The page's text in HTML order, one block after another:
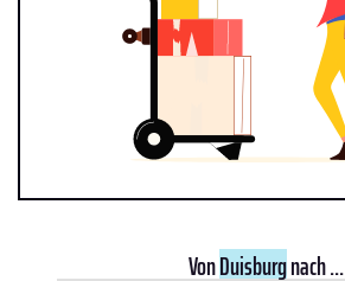
VonDuisburgnach ...